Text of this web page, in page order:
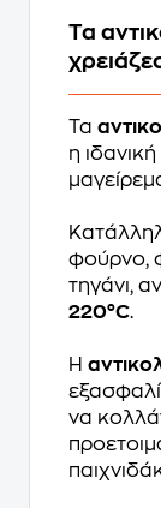
Τα
Τα
η
φούρνο,
τηγάνι,
220°C.
Η
να